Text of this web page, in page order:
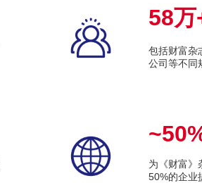
58万
包括财富杂
公司等不同
为《财富》
50%的企业